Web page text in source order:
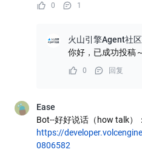
0 1
火山引擎Agent社区
你好，已成功投稿～
0 回复
Ease
Bot--好好说话（how talk）
https://
0806582